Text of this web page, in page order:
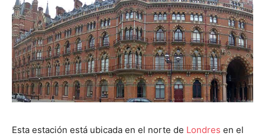
Esta estación está ubicada en el norte de Londres en el